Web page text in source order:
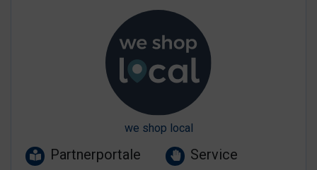
we shop local
Partnerportale Service